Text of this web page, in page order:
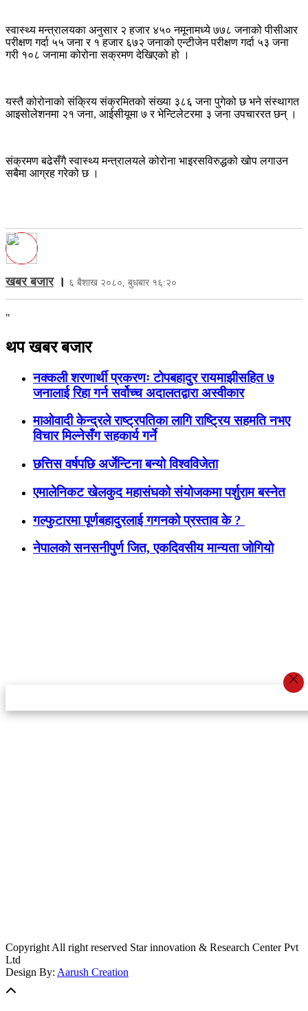
स्वास्थ्य मन्त्रालयका अनुसार २ हजार ४५० नमूनामध्‍ये ७७८ जनाको पीसीआर
परीक्षण गर्दा ५५ जना र १ हजार ६७२ जनाको एन्टीजेन परीक्षण गर्दा ५३ जना
गरी १०८ जनामा कोरोना सक्रमण देखिएको हो ।
यस्तै कोरोनाको संक्रिय संक्रमितको संख्या ३८६ जना पुगेको छ भने संस्थागत
आइसोलेशनमा २१ जना, आईसीयूमा ७ र भेन्टिलेटरमा ३ जना उपचाररत छन् ।
संक्रमण बढेसँगै स्वास्थ्य मन्त्रालयले कोरोना भाइरसविरुद्धको खोप लगाउन
सबैमा आग्रह गरेको छ ।
खबर बजार। ६ बैशाख २०८०, बुधबार १६:२०
"
थप खबर बजार
नक्कली शरणार्थी प्रकरणः टोपबहादुर रायमाझीसहित ७
जनालाई रिहा गर्न सर्वोच्च अदालतद्वारा अस्वीकार
माओवादी केन्द्रले राष्ट्रपतिका लागि राष्ट्रिय सहमति नभए
विचार मिल्नेसँग सहकार्य गर्ने
छत्तिस वर्षपछि अर्जेन्टिना बन्यो विश्वविजेता
एमालेनिकट खेलकुद महासंघको संयोजकमा पर्शुराम बस्नेत
गल्फुटारमा पूर्णबहादुरलाई गगनको प्रस्ताव के ?
नेपालको सनसनीपुर्ण जित, एकदिवसीय मान्यता जोगियो
Copyright All right reserved Star innovation & Research Center Pvt
Ltd
Design By: Aarush Creation